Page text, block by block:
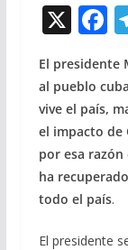
X F
e
b
o
o
k
El presidente
al pueblo
vive el país,
el impacto de
por esa razón
ha
todo el país.
El presidente